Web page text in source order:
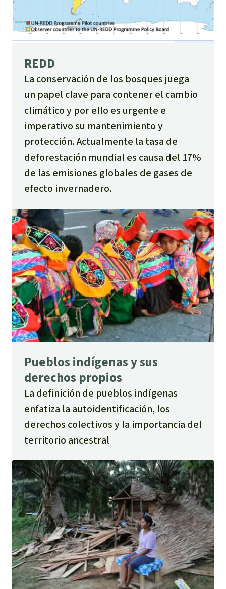
REDD
La conservación de los bosques juega
un papel clave para contener el cambio
climático y por ello es urgente e
imperativo su mantenimiento y
protección. Actualmente la tasa de
deforestación mundial es causa del 17%
de las emisiones globales de gases de
efecto invernadero.
Pueblos indígenas y sus
derechos propios
La definición de pueblos indígenas
enfatiza la autoidentificación, los
derechos colectivos y la importancia del
territorio ancestral